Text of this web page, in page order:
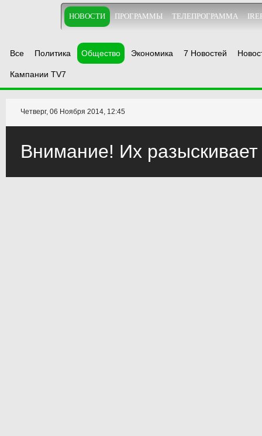
НОВОСТИ ПРОГРАММЫ ТЕЛЕПРОГРАММА
Все Политика Общество Экономика 7 Новостей
Кампании TV7
Четверг, 06 Ноября 2014, 12:45
Внимание! Их